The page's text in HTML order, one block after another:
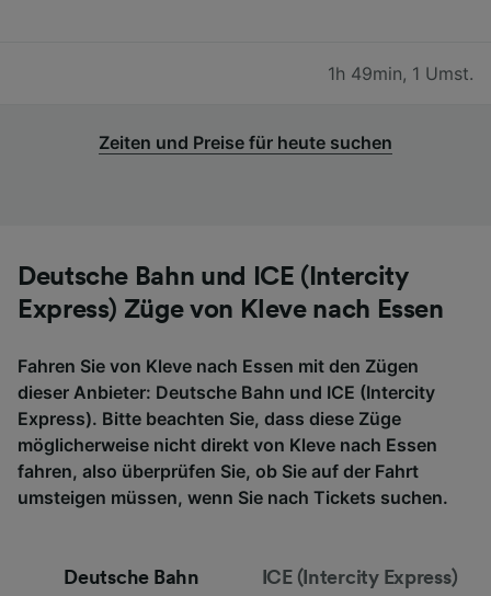
1h 49min, 1 Umst.
Zeiten und Preise für heute suchen
Deutsche Bahn und ICE (Intercity
Express) Züge von Kleve nach Essen
Fahren Sie von Kleve nach Essen mit den Zügen
dieser Anbieter: Deutsche Bahn und ICE (Intercity
Express). Bitte beachten Sie, dass diese Züge
möglicherweise nicht direkt von Kleve nach Essen
fahren, also überprüfen Sie, ob Sie auf der Fahrt
umsteigen müssen, wenn Sie nach Tickets suchen.
Deutsche Bahn ICE (Intercity Express)